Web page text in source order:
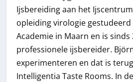
Ijsbereiding aan het
opleiding virologie gestudeerd
Academie in Maarn en is sinds
professionele ijsbereider.
experimenteren en dat is
Intelligentia Taste Rooms. In